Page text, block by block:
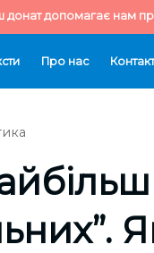
донат допомагає нам
Про нас